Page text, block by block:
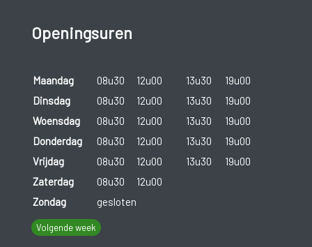
Openingsuren
Maandag 08u30 12u00 13u30
19u00
Dinsdag
08u30 12u00 13u30
19u00
Woensdag
08u30 12u00 13u30
19u00
Donderdag
08u30 12u00 13u30
19u00
Vrijdag
08u30 12u00 13u30
19u00
Zaterdag
08u30
12u00
Zondag
gesloten
Volgende week